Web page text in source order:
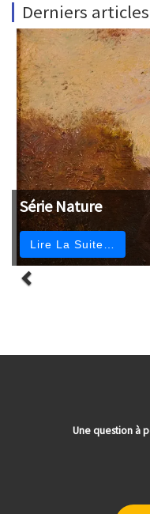
Derniers articles
Série Nature
Lire La Suite…
Une question à